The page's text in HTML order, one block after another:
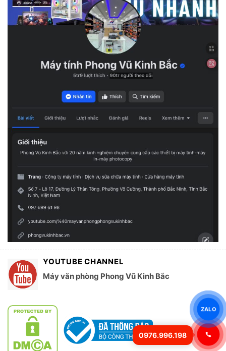
ZALO
0976.996.198
YOUTUBE CHANNEL
Máy văn phòng Phong Vũ Kinh Bắc